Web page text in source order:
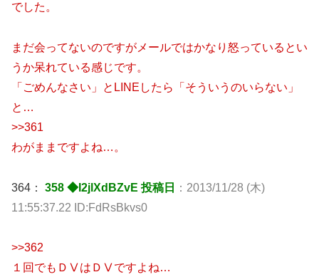
でした。
まだ会ってないのですがメールではかなり怒っているとい
うか呆れている感じです。
「ごめんなさい」とLINEしたら「そういうのいらない」
と…
>>361
わがままですよね…。
364： 358 ◆I2jlXdBZvE 投稿日
：2013/11/28 (木)
11:55:37.22 ID:FdRsBkvs0
>>362
１回でもＤⅤはＤⅤですよね…